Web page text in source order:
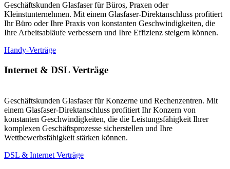
Geschäftskunden Glasfaser für Büros, Praxen oder
Kleinstunternehmen. Mit einem Glasfaser-Direktanschluss profitiert
Ihr Büro oder Ihre Praxis von konstanten Geschwindigkeiten, die
Ihre Arbeitsabläufe verbessern und Ihre Effizienz steigern können.
Handy-Verträge
Internet & DSL Verträge
Geschäftskunden Glasfaser für Konzerne und Rechenzentren. Mit
einem Glasfaser-Direktanschluss profitiert Ihr Konzern von
konstanten Geschwindigkeiten, die die Leistungsfähigkeit Ihrer
komplexen Geschäftsprozesse sicherstellen und Ihre
Wettbewerbsfähigkeit stärken können.
DSL & Internet Verträge